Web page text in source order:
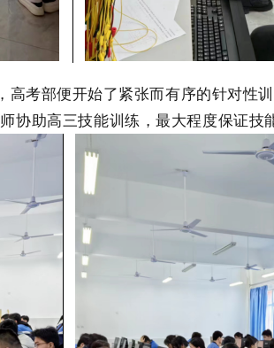
考部便开始了紧张而有序的针对性
协助高三技能训练，最大程度保证技